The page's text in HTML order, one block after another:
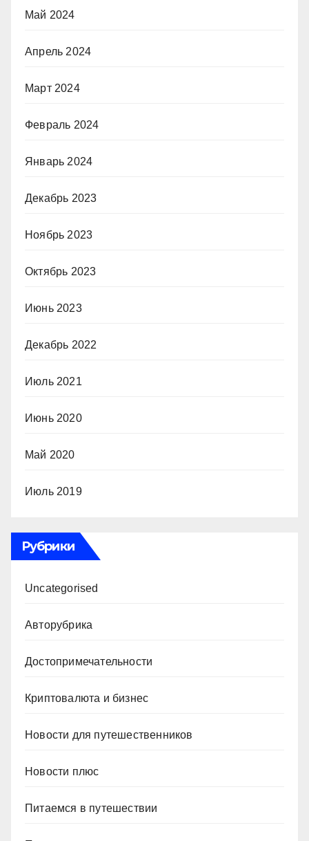
Май 2024
Апрель 2024
Март 2024
Февраль 2024
Январь 2024
Декабрь 2023
Ноябрь 2023
Октябрь 2023
Июнь 2023
Декабрь 2022
Июль 2021
Июнь 2020
Май 2020
Июль 2019
Рубрики
Uncategorised
Авторубрика
Достопримечательности
Криптовалюта и бизнес
Новости для путешественников
Новости плюс
Питаемся в путешествии